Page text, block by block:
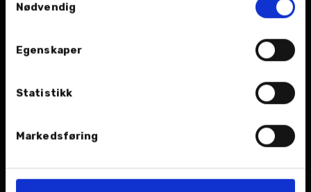
Nødvendig
Egenskaper
Statistikk
Markedsføring
Totalpris kr